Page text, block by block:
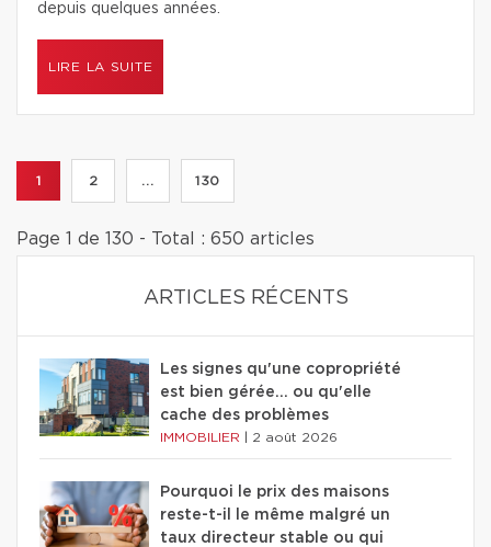
depuis quelques années.
LIRE LA SUITE
1 2 ... 130
Page 1 de 130 - Total : 650 articles
ARTICLES RÉCENTS
Les signes qu'une copropriété
est bien gérée… ou qu'elle
cache des problèmes
IMMOBILIER 2 août 2026
Pourquoi le prix des maisons
reste-t-il le même malgré un
taux directeur stable ou qui